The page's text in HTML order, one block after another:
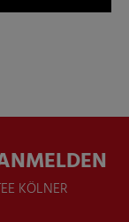
KÖLNER